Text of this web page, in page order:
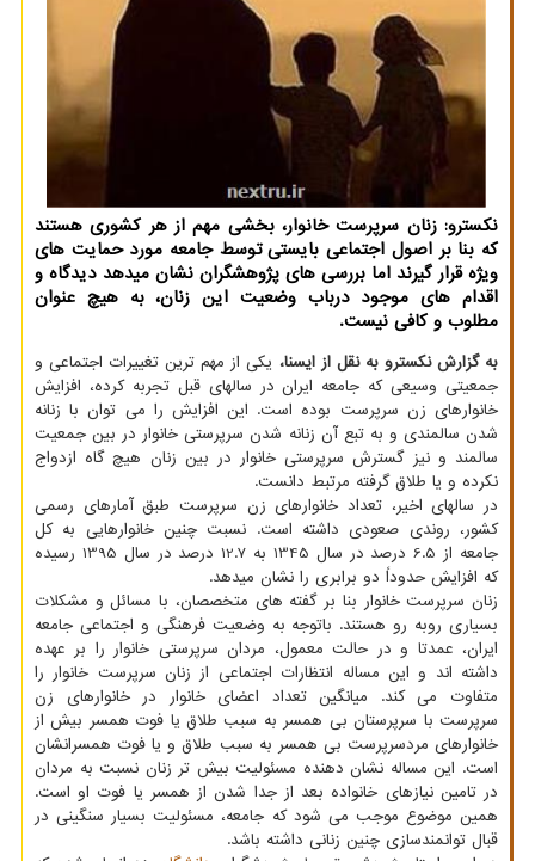
نکسترو: زنان سرپرست خانوار، بخشی مهم از هر کشوری هستند
که بنا بر اصول اجتماعی بایستی توسط جامعه مورد حمایت های
ویژه قرار گیرند اما بررسی های پژوهشگران نشان میدهد دیدگاه و
اقدام های موجود درباب وضعیت این زنان، به هیچ عنوان
مطلوب و کافی نیست.
به گزارش نکسترو به نقل از ایسنا، یکی از مهم ترین تغییرات اجتماعی و
جمعیتی وسیعی که جامعه ایران در سالهای قبل تجربه کرده، افزایش
خانوارهای زن سرپرست بوده است. این افزایش را می توان با زنانه
شدن سالمندی و به تبع آن زنانه شدن سرپرستی خانوار در بین جمعیت
سالمند و نیز گسترش سرپرستی خانوار در بین زنان هیچ گاه ازدواج
نکرده و یا طلاق گرفته مرتبط دانست.
در سالهای اخیر، تعداد خانوارهای زن سرپرست طبق آمارهای رسمی
کشور، روندی صعودی داشته است. نسبت چنین خانوارهایی به کل
جامعه از 6.5 درصد در سال 1345 به 12.7 درصد در سال 1395 رسیده
که افزایش حدوداً دو برابری را نشان میدهد.
زنان سرپرست خانوار بنا بر گفته های متخصصان، با مسائل و مشکلات
بسیاری روبه رو هستند. باتوجه به وضعیت فرهنگی و اجتماعی جامعه
ایران، عمدتا و در حالت معمول، مردان سرپرستی خانوار را بر عهده
داشته اند و این مساله انتظارات اجتماعی از زنان سرپرست خانوار را
متفاوت می کند. میانگین تعداد اعضای خانوار در خانوارهای زن
سرپرست با سرپرستان بی همسر به سبب طلاق یا فوت همسر بیش از
خانوارهای مردسرپرست بی همسر به سبب طلاق و یا فوت همسرانشان
است. این مساله نشان دهنده مسئولیت بیش تر زنان نسبت به مردان
در تامین نیازهای خانواده بعد از جدا شدن از همسر یا فوت او است.
همین موضوع موجب می شود که جامعه، مسئولیت بسیار سنگینی در
قبال توانمندسازی چنین زنانی داشته باشد.